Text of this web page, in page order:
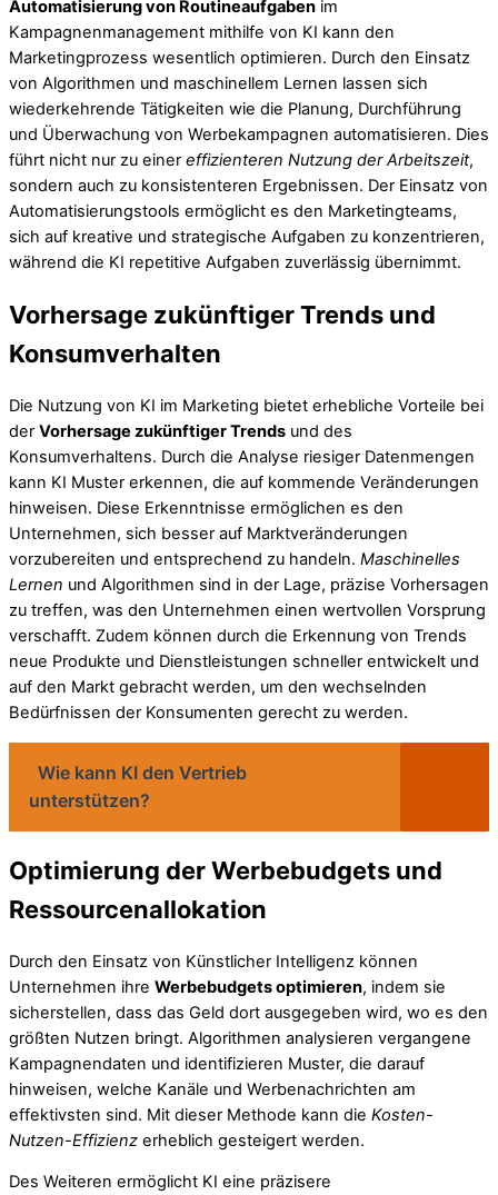
Automatisierung von Routineaufgaben im
Kampagnenmanagement mithilfe von KI kann den
Marketingprozess wesentlich optimieren. Durch den Einsatz
von Algorithmen und maschinellem Lernen lassen sich
wiederkehrende Tätigkeiten wie die Planung, Durchführung
und Überwachung von Werbekampagnen automatisieren. Dies
führt nicht nur zu einer effizienteren Nutzung der Arbeitszeit,
sondern auch zu konsistenteren Ergebnissen. Der Einsatz von
Automatisierungstools ermöglicht es den Marketingteams,
sich auf kreative und strategische Aufgaben zu konzentrieren,
während die KI repetitive Aufgaben zuverlässig übernimmt.
Vorhersage zukünftiger Trends und
Konsumverhalten
Die Nutzung von KI im Marketing bietet erhebliche Vorteile bei
der Vorhersage zukünftiger Trends und des
Konsumverhaltens. Durch die Analyse riesiger Datenmengen
kann KI Muster erkennen, die auf kommende Veränderungen
hinweisen. Diese Erkenntnisse ermöglichen es den
Unternehmen, sich besser auf Marktveränderungen
vorzubereiten und entsprechend zu handeln. Maschinelles
Lernen und Algorithmen sind in der Lage, präzise Vorhersagen
zu treffen, was den Unternehmen einen wertvollen Vorsprung
verschafft. Zudem können durch die Erkennung von Trends
neue Produkte und Dienstleistungen schneller entwickelt und
auf den Markt gebracht werden, um den wechselnden
Bedürfnissen der Konsumenten gerecht zu werden.
Wie kann KI den Vertrieb
unterstützen?
Optimierung der Werbebudgets und
Ressourcenallokation
Durch den Einsatz von Künstlicher Intelligenz können
Unternehmen ihre Werbebudgets optimieren, indem sie
sicherstellen, dass das Geld dort ausgegeben wird, wo es den
größten Nutzen bringt. Algorithmen analysieren vergangene
Kampagnendaten und identifizieren Muster, die darauf
hinweisen, welche Kanäle und Werbenachrichten am
effektivsten sind. Mit dieser Methode kann die Kosten-
Nutzen-Effizienz erheblich gesteigert werden.
Des Weiteren ermöglicht KI eine präzisere